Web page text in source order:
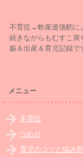
不育症→軟産道強靭に
続きながらもむすこ
娠＆出産＆育児記録で
メニュー
不育症
つわり
育児のコツと悩み